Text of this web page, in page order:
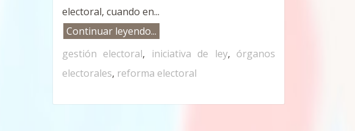
electoral, cuando en...
Continuar leyendo...
gestión electoral, iniciativa de ley, órganos
electorales, reforma electoral